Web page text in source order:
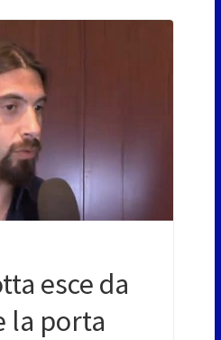
esce da
la porta